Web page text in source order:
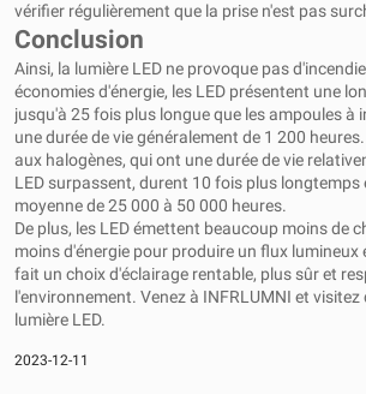
vérifier régulièrement que la prise n'est pas
Conclusion
Ainsi, la lumière LED ne provoque pas
économies d'énergie, les LED présentent une
jusqu'à 25 fois plus longue que les ampoules à
une durée de vie généralement de 1 200
aux halogènes, qui ont une durée de vie
LED surpassent, durent 10 fois plus longtemps
moyenne de 25 000 à 50 000 heures.
De plus, les LED émettent beaucoup moins de
moins d'énergie pour produire un flux lumineux
fait un choix d'éclairage rentable, plus sûr et
l'environnement. Venez à INFRLUMNI et visitez
lumière LED.
2023-12-11